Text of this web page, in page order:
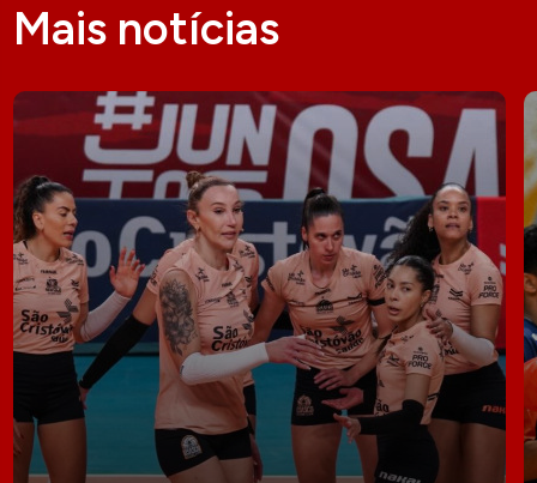
Mais notícias